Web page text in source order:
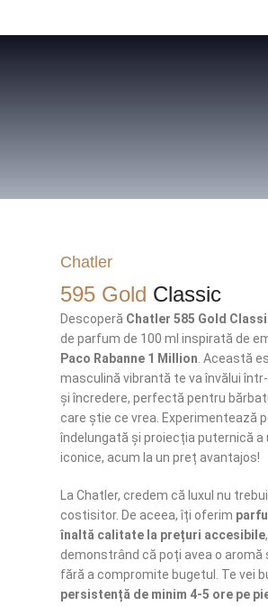
Chatler
595 Gold Classic
Descoperă Chatler 585 Gold
de parfum de 100 ml inspirată de
Paco Rabanne 1 Million . Această
masculină vibrantă te va învălui
și încredere, perfectă pentru
care știe ce vrea. Experimentează
îndelungată și proiecția puternică a
iconice, acum la un preț avantajos!
La Chatler, credem că luxul nu
costisitor. De aceea, îți oferim
înaltă calitate la prețuri accesibile,
demonstrând că poți avea o
fără a compromite bugetul. Te vei
persistență de minim 4-5 ore pe